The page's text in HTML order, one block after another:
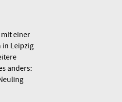
einer
in Leipzig
anders: